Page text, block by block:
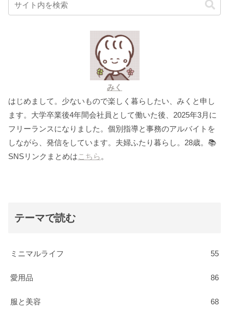
みく
はじめまして。少ないもので楽しく暮らしたい、みくと申し
ます。大学卒業後4年間会社員として働いた後、2025年3月に
フリーランスになりました。個別指導と事務のアルバイトを
しながら、発信をしています。夫婦ふたり暮らし。28歳。📚
SNSリンクまとめはこちら 。
テーマで読む
ミニマルライフ 55
愛用品 86
服と美容 68